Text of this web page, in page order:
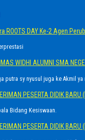
ROOTS DAY Ke-2 Agen
WIDHI ALUMNI SMA
putra sy nyusul juga ke Akmil ya
PESERTA DIDIK
Bidang Kesiswaan.
PESERTA DIDIK